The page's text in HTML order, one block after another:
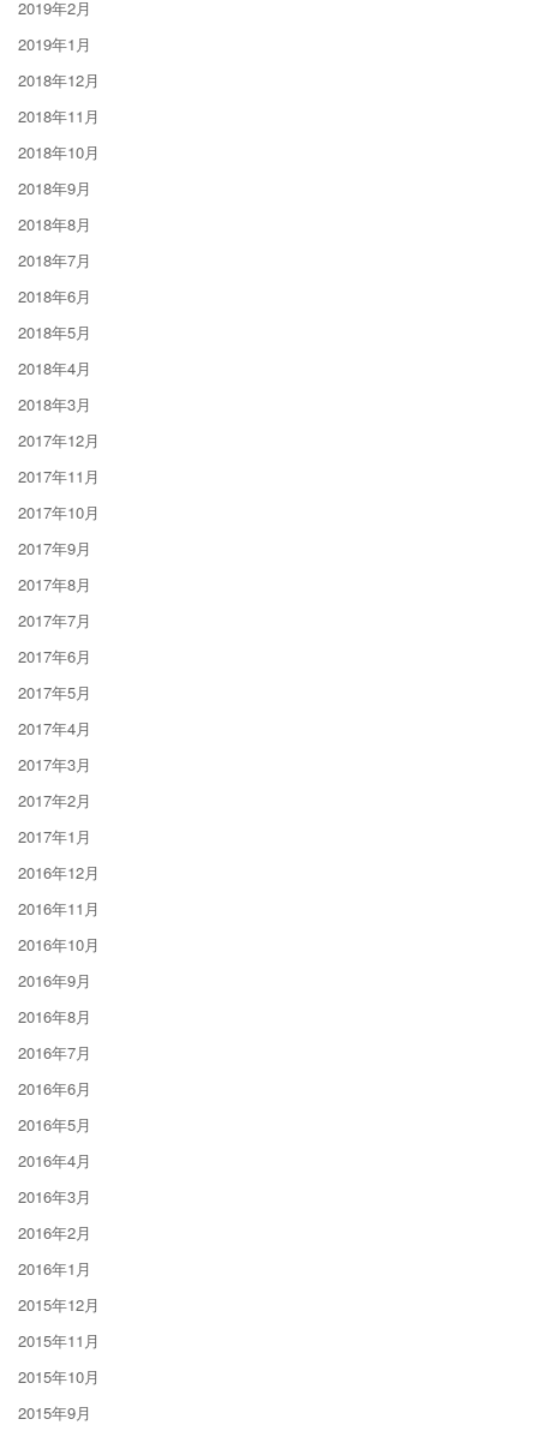
2019年2月
2019年1月
2018年12月
2018年11月
2018年10月
2018年9月
2018年8月
2018年7月
2018年6月
2018年5月
2018年4月
2018年3月
2017年12月
2017年11月
2017年10月
2017年9月
2017年8月
2017年7月
2017年6月
2017年5月
2017年4月
2017年3月
2017年2月
2017年1月
2016年12月
2016年11月
2016年10月
2016年9月
2016年8月
2016年7月
2016年6月
2016年5月
2016年4月
2016年3月
2016年2月
2016年1月
2015年12月
2015年11月
2015年10月
2015年9月